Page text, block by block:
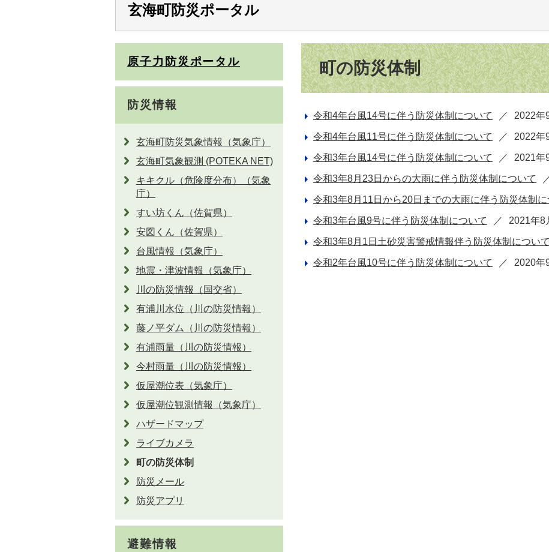
玄海町防災ポータル
原子力防災ポータル
防災情報
玄海町防災気象情報（気象庁）
玄海町気象観測 (POTEKA NET)
キキクル（危険度分布）（気象
庁）
すい坊くん（佐賀県）
安図くん（佐賀県）
台風情報（気象庁）
地震・津波情報（気象庁）
川の防災情報（国交省）
有浦川水位（川の防災情報）
藤ノ平ダム（川の防災情報）
有浦雨量（川の防災情報）
今村雨量（川の防災情報）
仮屋潮位表（気象庁）
仮屋潮位観測情報（気象庁）
ハザードマップ
ライブカメラ
町の防災体制
防災メール
防災アプリ
避難情報
本
文
町の防災体制
令和4年台風14号に伴う防災体制について 2022年
令和4年台風11号に伴う防災体制について 2022年
令和3年台風14号に伴う防災体制について 2021年
令和3年8月23日からの大雨に伴う防災体制について
令和3年8月11日から20日までの大雨に伴う防災体制に
令和3年台風9号に伴う防災体制について 2021年8
令和3年8月1日土砂災害警戒情報伴う防災体制について
令和2年台風10号に伴う防災体制について 2020年